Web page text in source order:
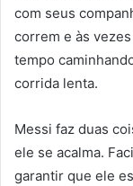
com seus
correm e às
tempo
corrida lenta.
Messi faz duas
ele se acalma.
garantir que ele